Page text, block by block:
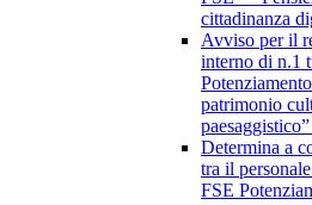
cittadinanza
Avviso per il
interno di n.1
patrimonio
Determina a
tra il
FSE